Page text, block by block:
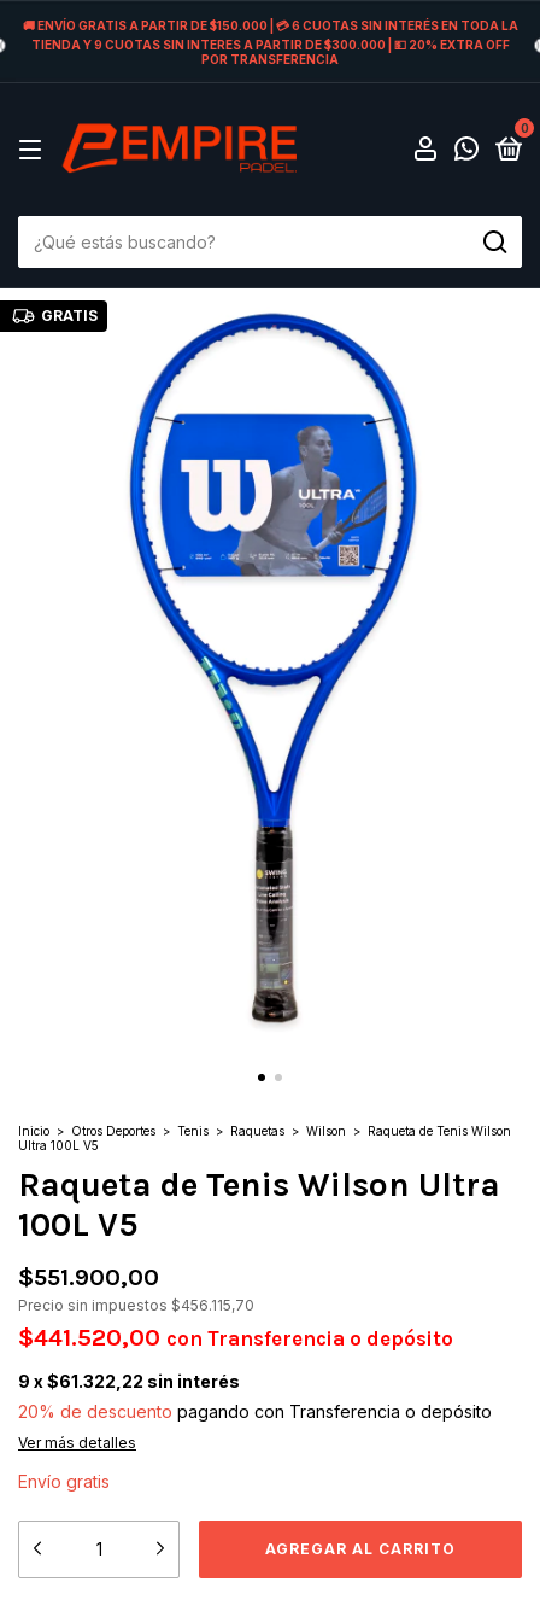
🚚 ENVÍO GRATIS A PARTIR DE $150.000 | 💳 6 CUOTAS SIN INTERÉS EN TODA LA
TIENDA Y 9 CUOTAS SIN INTERES A PARTIR DE $300.000 | 💵 20% EXTRA OFF
POR TRANSFERENCIA
0
GRATIS
Inicio > Otros Deportes > Tenis > Raquetas > Wilson > Raqueta de Tenis Wilson
Ultra 100L V5
Raqueta de Tenis Wilson Ultra
100L V5
$551.900,00
Precio sin impuestos $456.115,70
$441.520,00 con Transferencia o depósito
9 x$61.322,22 sin interés
20% de descuento pagando con Transferencia o depósito
Ver más detalles
Envío gratis